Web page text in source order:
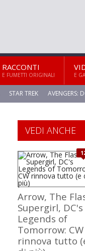
RACCONTI
E FUMETTI ORIGINALI E
STAR TREK AVENGERS:
VEDI ANCHE
Arrow, The
Supergirl, DC's
Legends of
Tomorrow: CW
rinnova tutto